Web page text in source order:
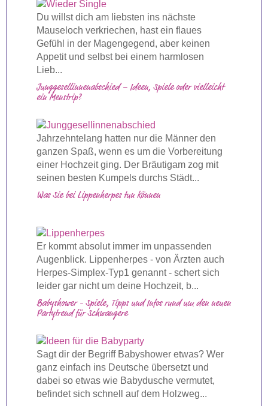
Du willst dich am liebsten ins nächste
Mauseloch verkriechen, hast ein flaues
Gefühl in der Magengegend, aber keinen
Appetit und selbst bei einem harmlosen
Lieb...
Junggesellinnenabschied – Ideen, Spiele oder vielleicht
ein Menstrip?
Jahrzehntelang hatten nur die Männer den
ganzen Spaß, wenn es um die Vorbereitung
einer Hochzeit ging. Der Bräutigam zog mit
seinen besten Kumpels durchs Städt...
Was Sie bei Lippenherpes tun können
Er kommt absolut immer im unpassenden
Augenblick. Lippenherpes - von Ärzten auch
Herpes-Simplex-Typ1 genannt - schert sich
leider gar nicht um deine Hochzeit, b...
Babyshower - Spiele, Tipps und Infos rund um den neuen
Partytrend für Schwangere
Sagt dir der Begriff Babyshower etwas? Wer
ganz einfach ins Deutsche übersetzt und
dabei so etwas wie Babydusche vermutet,
befindet sich schnell auf dem Holzweg...